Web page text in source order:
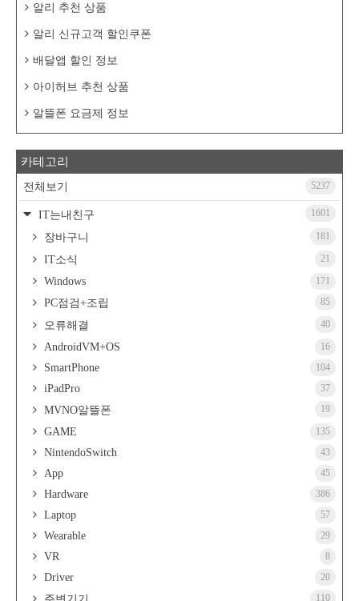
알리 추천 상품
알리 신규고객 할인쿠폰
배달앱 할인 정보
아이허브 추천 상품
알뜰폰 요금제 정보
카테고리
전체보기 5237
IT는내친구 1601
장바구니 181
IT소식 21
Windows 171
PC점검+조립 85
오류해결 40
AndroidVM+OS 16
SmartPhone 104
iPadPro 37
MVNO알뜰폰 19
GAME 135
NintendoSwitch 43
App 45
Hardware 386
Laptop 57
Wearable 29
VR 8
Driver 20
110